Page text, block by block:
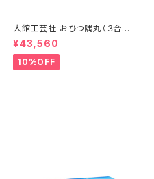
大館工芸社 おひつ隅丸（３合
用）
¥43,560
10%OFF